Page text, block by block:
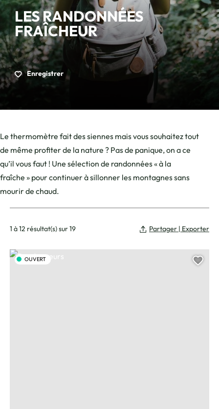
LES RANDONNÉES
FRAÎCHEUR
Enregistrer
Le thermomètre fait des siennes mais vous souhaitez tout
de même profiter de la nature ? Pas de panique, on a ce
qu’il vous faut ! Une sélection de randonnées « à la
fraîche » pour continuer à sillonner les montagnes sans
mourir de chaud.
1 à 12 résultat(s) sur 19 Partager | Exporter
Randonneurs, © Charles Savouret
OUVERT